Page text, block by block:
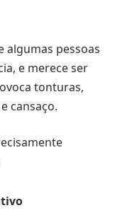
algumas pessoas
e merece ser
tonturas,
cansaço.